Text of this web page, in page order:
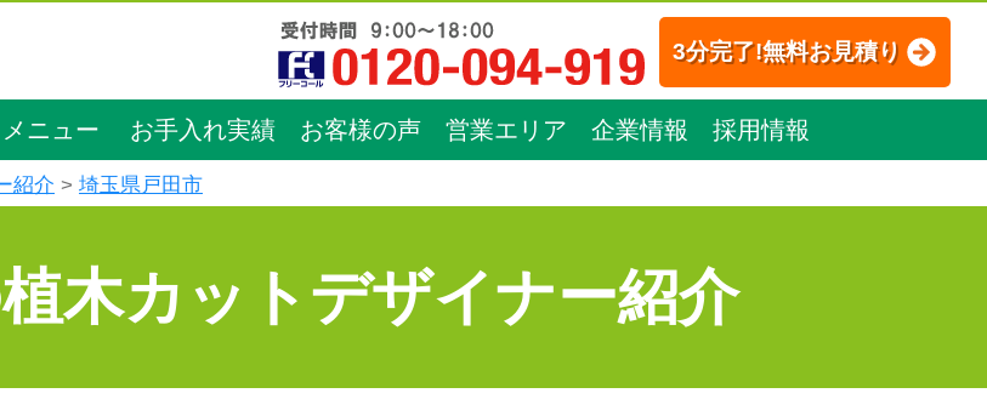
3分完了!無料お見積り
メニュー お手入れ実績 お客様の声 営業エリア 企業情報 採用情報
紹介 埼玉県戸田市
木カットデザイナー紹介